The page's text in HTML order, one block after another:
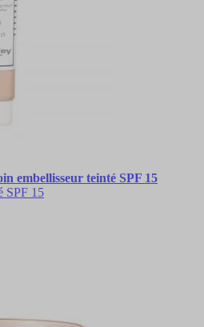
embellisseur teinté SPF 15
SPF 15